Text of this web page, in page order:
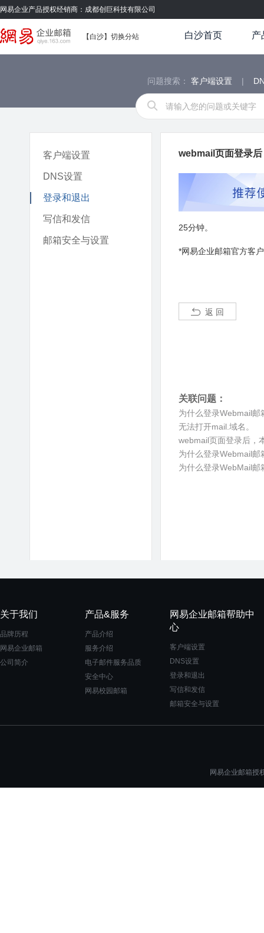
网易企业产品授权经销商：成都创巨科技有限公司
【白沙】 切换分站 白沙首页 产
问题搜索： 客户端设置 |
客户端设置
DNS设置
登录和退出
写信和发信
邮箱安全与设置
webmail页面登录
25分钟。
*网易企业邮箱官方客
返 回
关联问题：
为什么登录Webmail邮
无法打开mail.域名。
webmail页面登录后，
为什么登录Webmail邮
为什么登录WebMail邮
关于我们
品牌历程
网易企业邮箱
公司简介
产品&服务
产品介绍
服务介绍
电子邮件服务品质
安全中心
网易校园邮箱
网易企业邮箱帮助中
心
客户端设置
DNS设置
登录和退出
写信和发信
邮箱安全与设置
网易企业邮箱